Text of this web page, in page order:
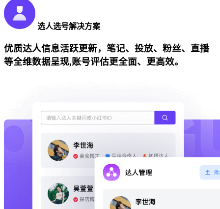
选人选号解决方案
优质达人信息活跃更新，笔记、投放、粉丝、直播
等全维数据呈现,账号评估更全面、更高效。